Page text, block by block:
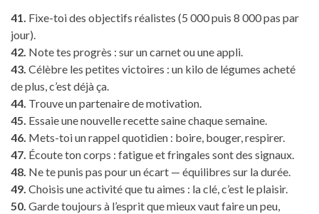
41. Fixe-toi des objectifs réalistes (5 000 puis 8 000 pas par
jour).
42. Note tes progrès : sur un carnet ou une appli.
43. Célèbre les petites victoires : un kilo de légumes acheté
de plus, c’est déjà ça.
44. Trouve un partenaire de motivation.
45. Essaie une nouvelle recette saine chaque semaine.
46. Mets-toi un rappel quotidien : boire, bouger, respirer.
47. Écoute ton corps : fatigue et fringales sont des signaux.
48. Ne te punis pas pour un écart — équilibres sur la durée.
49. Choisis une activité que tu aimes : la clé, c’est le plaisir.
50. Garde toujours à l’esprit que mieux vaut faire un peu,